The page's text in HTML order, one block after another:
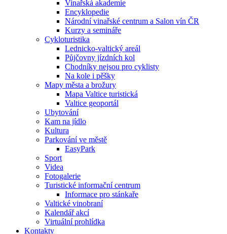
Vinařská akademie
Encyklopedie
Národní vinařské centrum a Salon vín ČR
Kurzy a semináře
Cykloturistika
Lednicko-valtický areál
Půjčovny jízdních kol
Chodníky nejsou pro cyklisty
Na kole i pěšky
Mapy města a brožury
Mapa Valtice turistická
Valtice geoportál
Ubytování
Kam na jídlo
Kultura
Parkování ve městě
EasyPark
Sport
Videa
Fotogalerie
Turistické informační centrum
Informace pro stánkaře
Valtické vinobraní
Kalendář akcí
Virtuální prohlídka
Kontakty